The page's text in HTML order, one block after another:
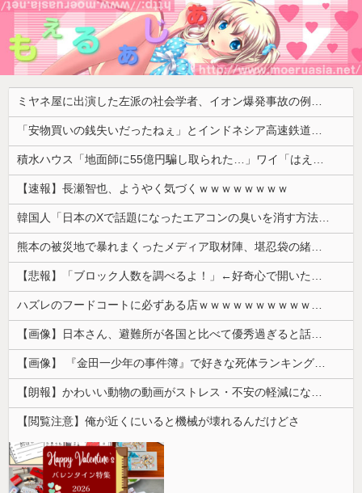
ミヤネ屋に出演した左派の社会学者、イオン爆発事故の例のテナントに理解を示して……
「安物買いの銭失いだったねぇ」とインドネシア高速鉄道の最終処分に日本側騒然、国家予算は使わないというと何が財源なんだ？
積水ハウス「地面師に55億円騙し取られた…」ワイ「はえーかわいそう…会社滅茶苦茶やろなぁ」→
【速報】長瀬智也、ようやく気づくｗｗｗｗｗｗｗｗ
韓国人「日本のXで話題になったエアコンの臭いを消す方法をご覧ください」→「これマジ？」
熊本の被災地で暴れまくったメディア取材陣、堪忍袋の緒が切れた地元住民が苦情を寄せまくった結果……
【悲報】「ブロック人数を調べるよ！」←好奇心で開いたら終わるサイトだった【HotTweets】
ハズレのフードコートに必ずある店ｗｗｗｗｗｗｗｗｗｗｗｗ
【画像】日本さん、避難所が各国と比べて優秀過ぎると話題に
【画像】 『金田一少年の事件簿』で好きな死体ランキング１位がこちら！
【朗報】かわいい動物の動画がストレス・不安の軽減になる可能性。英大学の研究で実証
【閲覧注意】俺が近くにいると機械が壊れるんだけどさ